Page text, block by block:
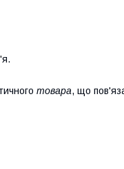
товара, що